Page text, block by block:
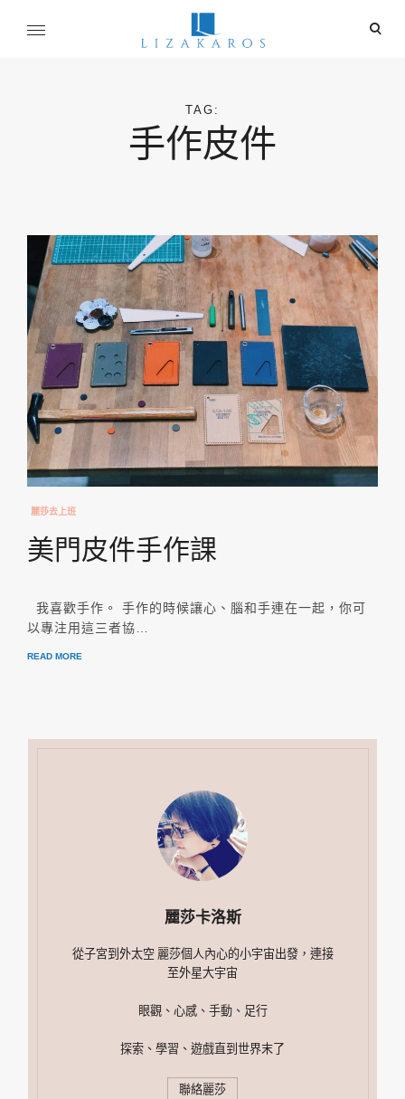
open
TAG:
手作皮件
麗莎去上班
美門皮件手作課
我喜歡手作。 手作的時候讓心、腦和手連在一起，你可
以專注用這三者協…
READ MORE
麗莎卡洛斯
從子宮到外太空 麗莎個人內心的小宇宙出發，連接
至外星大宇宙
眼觀、心感、手動、足行
探索、學習、遊戲直到世界末了
聯絡麗莎